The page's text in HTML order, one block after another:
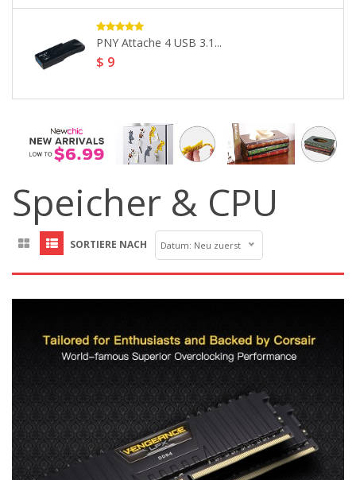
Kingston Canvas Select Plus SDXC...
$ 13,9
Speicher & CPU
SORTIERE NACH Datum: Neu zuerst